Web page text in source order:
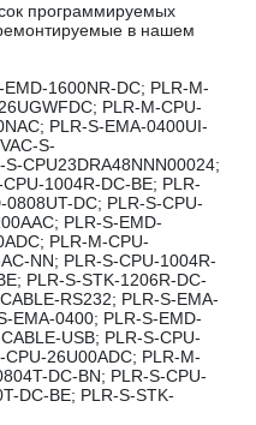
программируемых
в нашем
1600NR-DC; PLR-M-
PLR-M-CPU-
PLR-S-EMA-0400UI-
S-
CPU23DRA48NNN00024;
1004R-DC-BE; PLR-
DC; PLR-S-CPU-
PLR-S-EMD-
PLR-M-CPU-
NN; PLR-S-CPU-1004R-
PLR-S-STK-1206R-DC-
RS232; PLR-S-EMA-
EMA-0400; PLR-S-EMD-
USB; PLR-S-CPU-
26U00ADC; PLR-M-
DC-BN; PLR-S-CPU-
DC-BE; PLR-S-STK-